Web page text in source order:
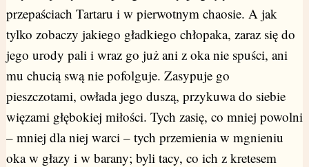
przepaściach Tartaru i w pierwotnym chaosie. A jak
tylko zobaczy jakiego gładkiego chłopaka, zaraz się do
jego urody pali i wraz go już ani z oka nie spuści, ani
mu chucią swą nie pofolguje. Zasypuje go
pieszczotami, owłada jego duszą, przykuwa do siebie
więzami głębokiej miłości. Tych zasię, co mniej powolni
– mniej dla niej warci – tych przemienia w mgnieniu
oka w głazy i w barany; byli tacy, co ich z kretesem